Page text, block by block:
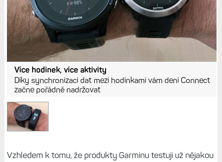
Více hodinek, více aktivity
Díky synchronizaci dat mezi hodinkami vám dení Connect
začne pořádně nadržovat
Vzhledem k tomu, že produkty Garminu testuji už nějakou